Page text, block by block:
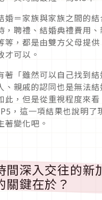
婚＝家族與家族之間的
，聘禮、結婚典禮費用
等，都是由雙方父母提
才可以。
著「雖然可以自己找到
、親戚的認同也是無法
此，但是從重視程度來
，這一項結果也說明了
著變化吧。
間深入交往的新
關鍵在於？